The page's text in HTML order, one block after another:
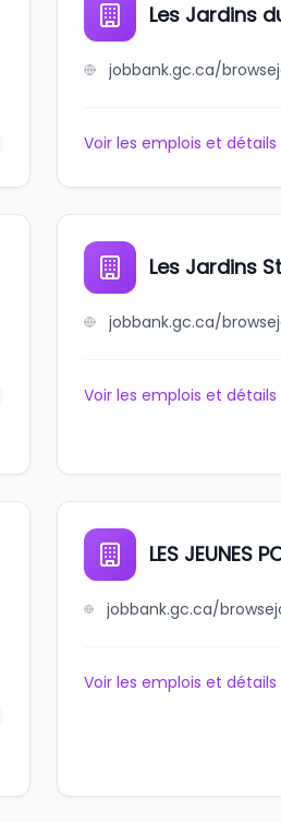
Les Jardins
Voir les emplois et détails
Les Jardins
Voir les emplois et détails
LES JEUNES
Voir les emplois et détails